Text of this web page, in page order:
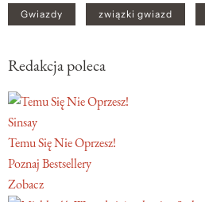
Gwiazdy związki gwiazd
Redakcja poleca
Sinsay
Temu Się Nie Oprzesz!
Poznaj Bestsellery
Zobacz